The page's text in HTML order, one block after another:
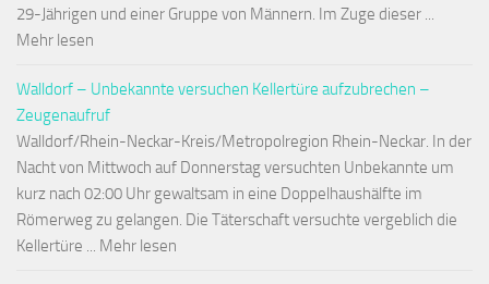
29-Jährigen und einer Gruppe von Männern. Im Zuge dieser ...
Mehr lesen
Walldorf – Unbekannte versuchen Kellertüre aufzubrechen –
Zeugenaufruf
Walldorf/Rhein-Neckar-Kreis/Metropolregion Rhein-Neckar. In der
Nacht von Mittwoch auf Donnerstag versuchten Unbekannte um
kurz nach 02:00 Uhr gewaltsam in eine Doppelhaushälfte im
Römerweg zu gelangen. Die Täterschaft versuchte vergeblich die
Kellertüre ... Mehr lesen